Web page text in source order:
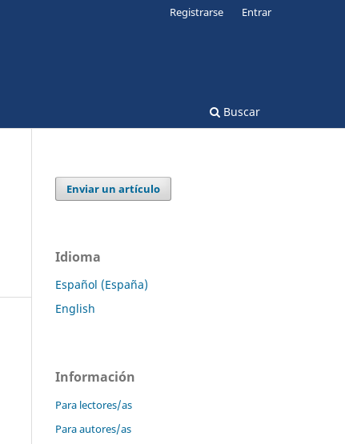
Buscar
Registrarse Entrar
Enviar un artículo
Idioma
Español (España)
English
Información
Para lectores/as
Para autores/as